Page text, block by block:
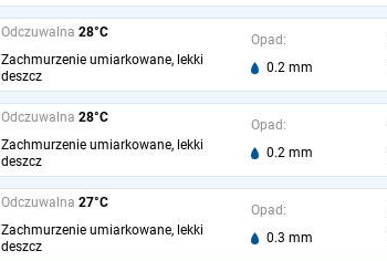
Odczuwalna 28°C
Zachmurzenie umiarkowane, lekki
deszcz
Opad:
0.2 mm
Odczuwalna 28°C
Zachmurzenie umiarkowane, lekki
deszcz
Opad:
0.2 mm
Odczuwalna 27°C
Zachmurzenie umiarkowane, lekki
deszcz
Opad:
0.3 mm